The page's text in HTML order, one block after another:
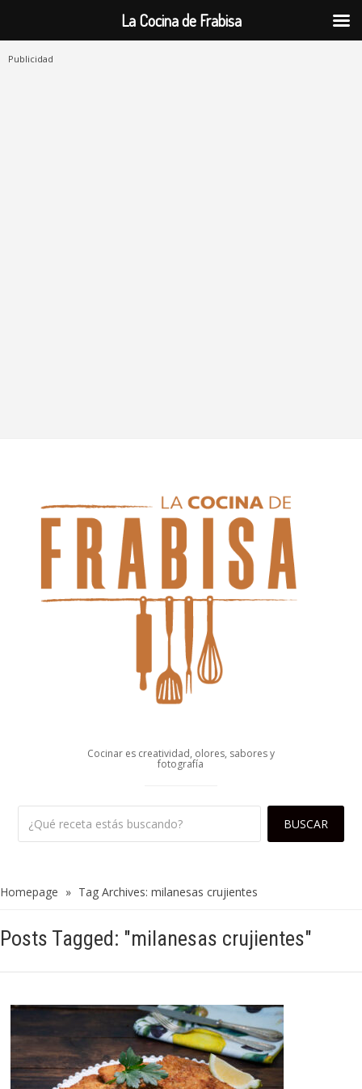
Publicidad
Cocinar es creatividad, olores, sabores y
fotografía
Homepage » Tag Archives: milanesas crujientes
Posts Tagged: "milanesas crujientes"
La Cocina de Frabisa